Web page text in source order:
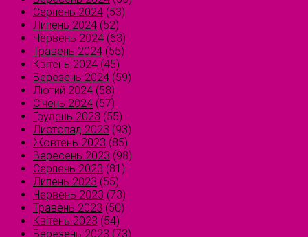
Серпень 2024 (53)
Липень 2024 (52)
Червень 2024 (63)
Травень 2024 (55)
Квітень 2024 (45)
Березень 2024 (59)
Лютий 2024 (58)
Січень 2024 (57)
Грудень 2023 (55)
Листопад 2023 (93)
Жовтень 2023 (85)
Вересень 2023 (98)
Серпень 2023 (81)
Липень 2023 (55)
Червень 2023 (73)
Травень 2023 (50)
Квітень 2023 (54)
Березень 2023 (73)